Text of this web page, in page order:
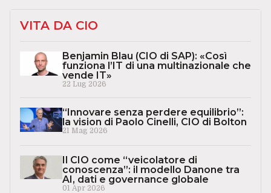
VITA DA CIO
Benjamin Blau (CIO di SAP): «Così
funziona l’IT di una multinazionale che
vende IT»
22 Lug 2026
“Innovare senza perdere equilibrio”:
la vision di Paolo Cinelli, CIO di Bolton
21 Mag 2026
Il CIO come “veicolatore di
conoscenza”: il modello Danone tra
AI, dati e governance globale
01 Apr 2026